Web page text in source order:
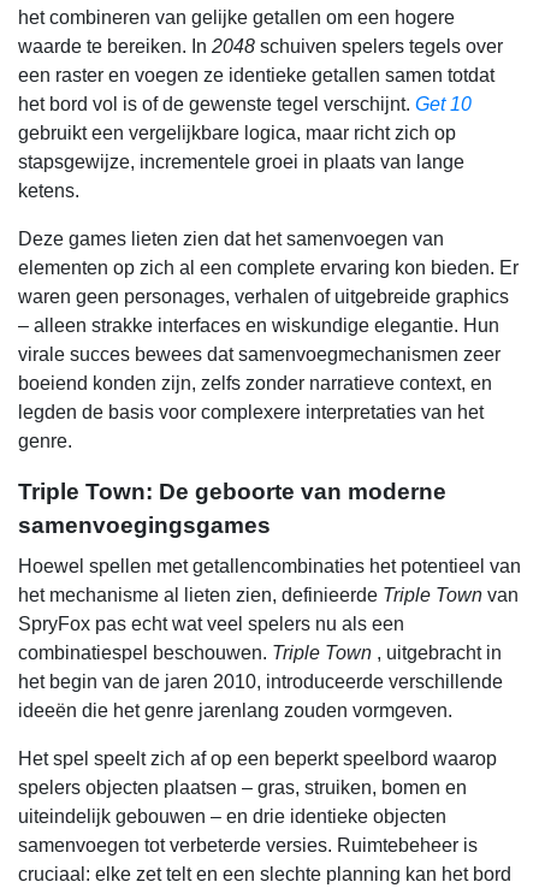
het combineren van gelijke getallen om een hogere
waarde te bereiken. In 2048 schuiven spelers tegels over
een raster en voegen ze identieke getallen samen totdat
het bord vol is of de gewenste tegel verschijnt. Get 10
gebruikt een vergelijkbare logica, maar richt zich op
stapsgewijze, incrementele groei in plaats van lange
ketens.
Deze games lieten zien dat het samenvoegen van
elementen op zich al een complete ervaring kon bieden. Er
waren geen personages, verhalen of uitgebreide graphics
– alleen strakke interfaces en wiskundige elegantie. Hun
virale succes bewees dat samenvoegmechanismen zeer
boeiend konden zijn, zelfs zonder narratieve context, en
legden de basis voor complexere interpretaties van het
genre.
Triple Town: De geboorte van moderne
samenvoegingsgames
Hoewel spellen met getallencombinaties het potentieel van
het mechanisme al lieten zien, definieerde Triple Town van
SpryFox pas echt wat veel spelers nu als een
combinatiespel beschouwen. Triple Town , uitgebracht in
het begin van de jaren 2010, introduceerde verschillende
ideeën die het genre jarenlang zouden vormgeven.
Het spel speelt zich af op een beperkt speelbord waarop
spelers objecten plaatsen – gras, struiken, bomen en
uiteindelijk gebouwen – en drie identieke objecten
samenvoegen tot verbeterde versies. Ruimtebeheer is
cruciaal: elke zet telt en een slechte planning kan het bord